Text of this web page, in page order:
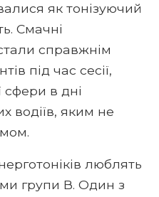
як тонізуючий
Смачні
справжнім
під час сесії,
сфери в дні
водіїв, яким не
люблять
групи В. Один з